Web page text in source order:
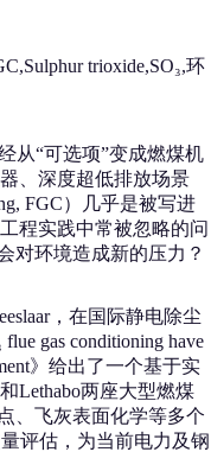
trioxide,SO₃,环
从“可选项”变成燃煤机
、深度超低排放场景
FGC）几乎是被写进
程实践中常被忽略的问
对环境造成新的压力？
，在国际静电除尘
gas conditioning have
》给出了一个基于实
Lethabo两座大型燃煤
、飞灰表面化学等多个
评估，为当前电力及钢